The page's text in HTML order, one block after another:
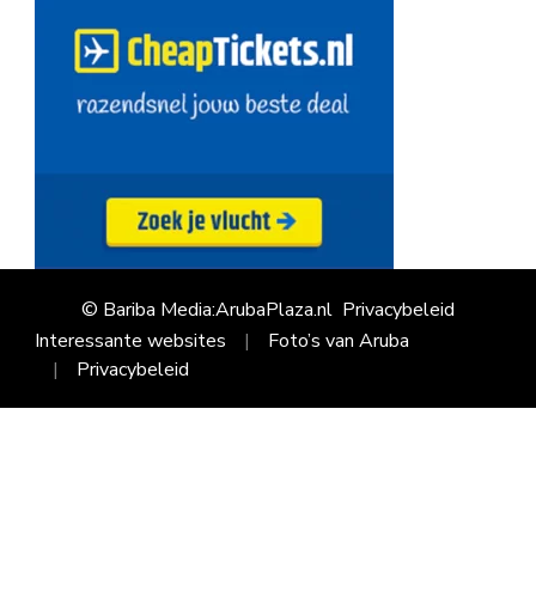
© Bariba Media:ArubaPlaza.nl Privacybeleid
Interessante websites
Foto’s van Aruba
Privacybeleid